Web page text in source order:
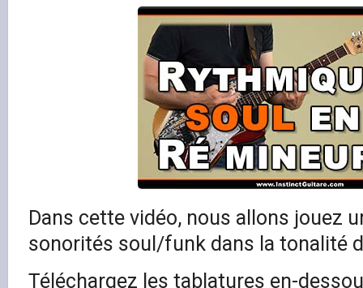
Dans cette vidéo, nous allons jouez
sonorités soul/funk dans la tonalité
Téléchargez les tablatures en-